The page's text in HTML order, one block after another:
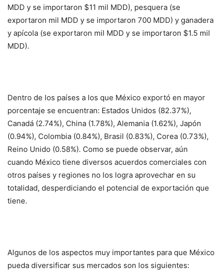
MDD y se importaron $11 mil MDD), pesquera (se
exportaron mil MDD y se importaron 700 MDD) y ganadera
y apícola (se exportaron mil MDD y se importaron $1.5 mil
MDD).
Dentro de los países a los que México exportó en mayor
porcentaje se encuentran: Estados Unidos (82.37%),
Canadá (2.74%), China (1.78%), Alemania (1.62%), Japón
(0.94%), Colombia (0.84%), Brasil (0.83%), Corea (0.73%),
Reino Unido (0.58%). Como se puede observar, aún
cuando México tiene diversos acuerdos comerciales con
otros países y regiones no los logra aprovechar en su
totalidad, desperdiciando el potencial de exportación que
tiene.
Algunos de los aspectos muy importantes para que México
pueda diversificar sus mercados son los siguientes: